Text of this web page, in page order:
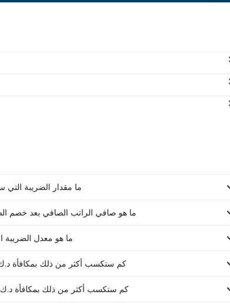
ما مقدار الضريبة التي ستدفعها
ما هو صافي الراتب الصافي بعد خصم الضرائب لـ
ما هو معدل الضريبة المطبق
كم ستكسب أكثر من ذلك بمكافأة د.ك.1000 على راتب د.ك.‏١٢١٬٩٢٠ ‏ في
كم ستكسب أكثر من ذلك بمكافأة د.ك.5000 على راتب د.ك.‏١٢١٬٩٢٠ ‏ في